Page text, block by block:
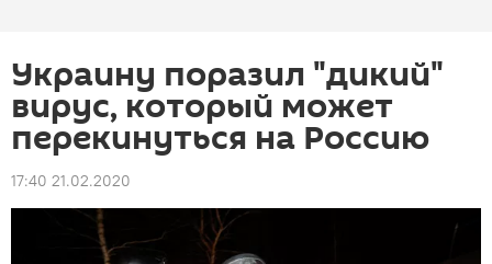
Украину поразил "дикий"
вирус, который может
перекинуться на Россию
17:40 21.02.2020